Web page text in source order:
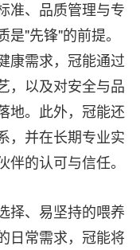
准、品质管理与专
"先锋"的前提。
康需求，冠能通过
，以及对安全与品
地。此外，冠能还
，并在长期专业实
的认可与信任。
择、易坚持的喂养
日常需求，冠能将